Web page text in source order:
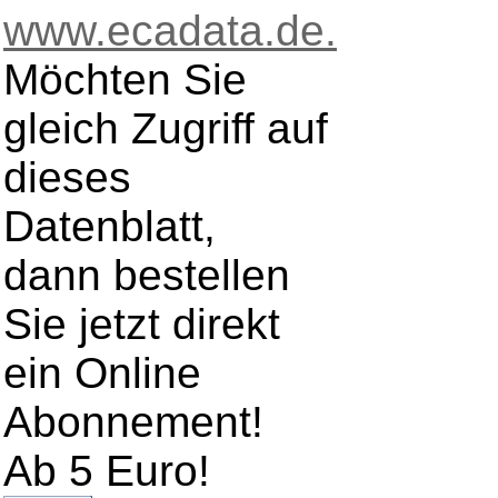
www.ecadata.de.
Möchten Sie
gleich Zugriff auf
dieses
Datenblatt,
dann bestellen
Sie jetzt direkt
ein Online
Abonnement!
Ab 5 Euro!